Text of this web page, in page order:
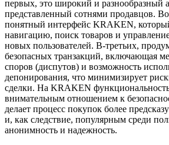
первых, это широкий и разнообразный
представленный сотнями продавцов.
понятный интерфейс KRAKEN,
навигацию, поиск товаров и
новых пользователей. В-третьих,
безопасных транзакций, включающая
споров (диспутов) и возможность
депонирования, что минимизирует
сделки. На KRAKEN функциональность
внимательным отношением к
делает процесс покупок более
и, как следствие, популярным среди
анонимность и надежность.